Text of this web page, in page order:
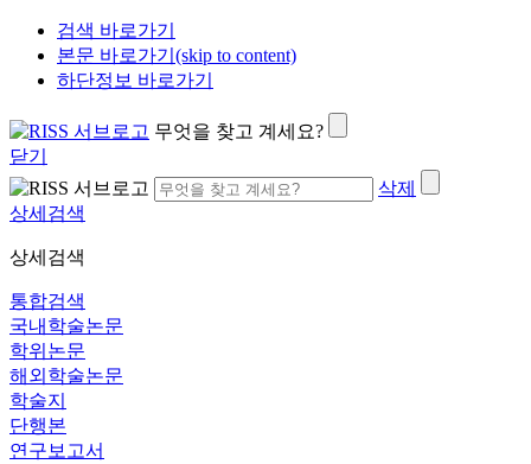
검색 바로가기
본문 바로가기(skip to content)
하단정보 바로가기
무엇을 찾고 계세요?
닫기
삭제
상세검색
상세검색
통합검색
국내학술논문
학위논문
해외학술논문
학술지
단행본
연구보고서